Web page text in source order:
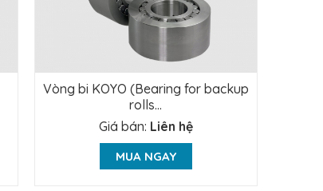
Vòng bi KOYO (Bearing for backup
rolls...
Giá bán: Liên hệ
MUA NGAY